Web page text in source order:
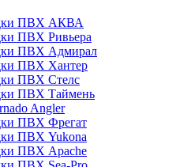
ПВХ АКВА
ПВХ Ривьера
ПВХ Адмирал
ПВХ Хантер
ПВХ Стелс
ПВХ Таймень
Angler
ПВХ Фрегат
ПВХ Yukona
ПВХ Apache